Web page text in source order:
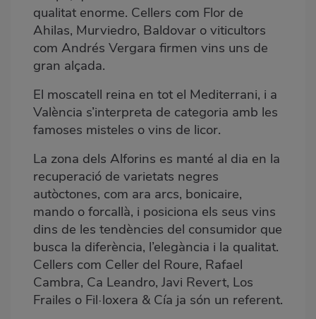
qualitat enorme. Cellers com Flor de
Ahilas, Murviedro, Baldovar o viticultors
com Andrés Vergara firmen vins uns de
gran alçada.
El moscatell reina en tot el Mediterrani, i a
València s’interpreta de categoria amb les
famoses misteles o vins de licor.
La zona dels Alforins es manté al dia en la
recuperació de varietats negres
autòctones, com ara arcs, bonicaire,
mando o forcallà, i posiciona els seus vins
dins de les tendències del consumidor que
busca la diferència, l’elegància i la qualitat.
Cellers com Celler del Roure, Rafael
Cambra, Ca Leandro, Javi Revert, Los
Frailes o Fil·loxera & Cía ja són un referent.